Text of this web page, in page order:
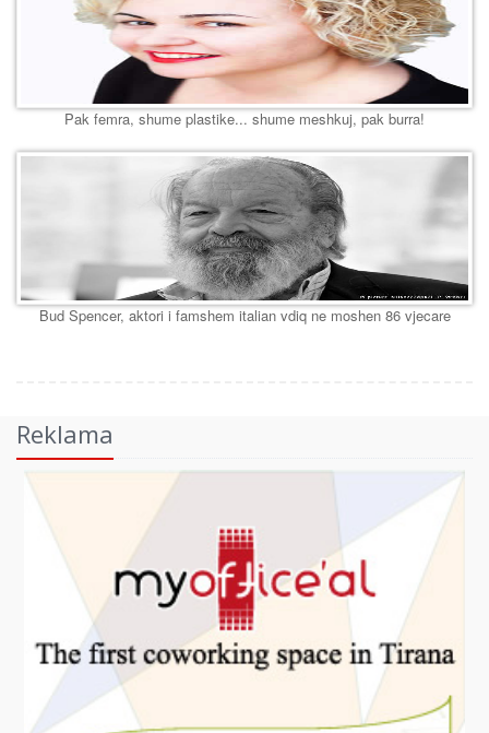
Pak femra, shume plastike... shume meshkuj, pak burra!
Bud Spencer, aktori i famshem italian vdiq ne moshen 86 vjecare
Reklama